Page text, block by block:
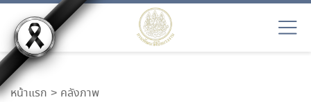
หน้าแรก คลังภาพ